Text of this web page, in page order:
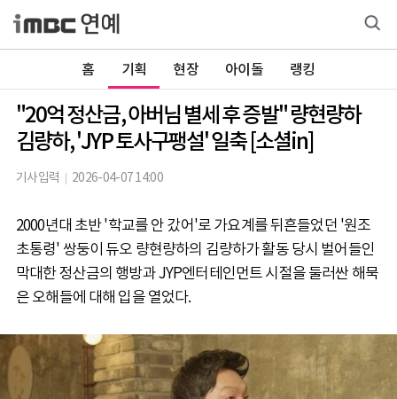
홈 기획 현장 아이돌 랭킹
"20억 정산금, 아버님 별세 후 증발" 량현량하
김량하, 'JYP 토사구팽설' 일축 [소셜in]
기사입력 2026-04-07 14:00
2000년대 초반 '학교를 안 갔어'로 가요계를 뒤흔들었던 '원조
초통령' 쌍둥이 듀오 량현량하의 김량하가 활동 당시 벌어들인
막대한 정산금의 행방과 JYP엔터테인먼트 시절을 둘러싼 해묵
은 오해들에 대해 입을 열었다.